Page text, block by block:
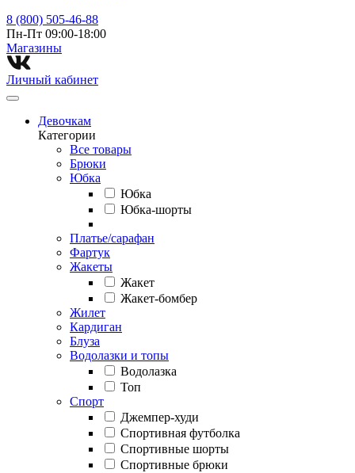
8 (800) 505-46-88
Пн-Пт 09:00-18:00
Магазины⁠
Личный кабинет
Девочкам
Категории
Все товары
Брюки
Юбка
Юбка
Юбка-шорты
Платье/сарафан
Фартук
Жакеты
Жакет
Жакет-бомбер
Жилет
Кардиган
Блуза
Водолазки и топы
Водолазка
Топ
Спорт
Джемпер-худи
Спортивная футболка
Спортивные шорты
Спортивные брюки